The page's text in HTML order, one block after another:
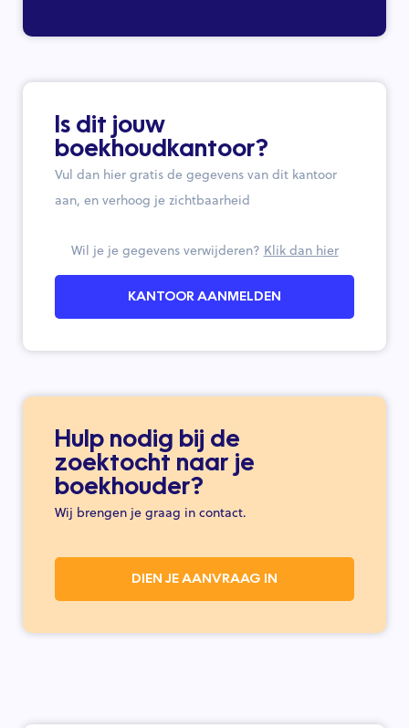
Is dit jouw
boekhoudkantoor?
Vul dan hier gratis de gegevens van dit kantoor
aan, en verhoog je zichtbaarheid
Wil je je gegevens verwijderen? Klik dan hier
KANTOOR AANMELDEN
Hulp nodig bij de
zoektocht naar je
boekhouder?
Wij brengen je graag in contact.
DIEN JE AANVRAAG IN